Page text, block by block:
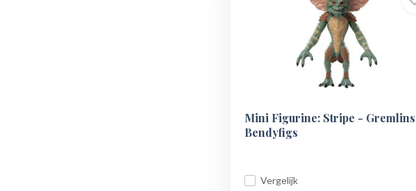
Mini Figurine: Stripe - Gremlins
Bendyfigs
Vergelijk